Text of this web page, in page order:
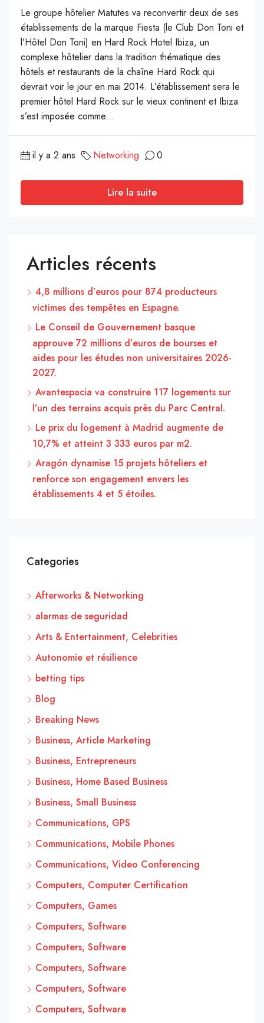
Le groupe hôtelier Matutes va reconvertir deux de ses
établissements de la marque Fiesta (le Club Don Toni et
l’Hôtel Don Toni) en Hard Rock Hotel Ibiza, un
complexe hôtelier dans la tradition thématique des
hôtels et restaurants de la chaîne Hard Rock qui
devrait voir le jour en mai 2014. L’établissement sera le
premier hôtel Hard Rock sur le vieux continent et Ibiza
s’est imposée comme...
il y a 2 ans Networking 0
Lire la suite
Articles récents
4,8 millions d’euros pour 874 producteurs
victimes des tempêtes en Espagne.
Le Conseil de Gouvernement basque
approuve 72 millions d’euros de bourses et
aides pour les études non universitaires 2026-
2027.
Avantespacia va construire 117 logements sur
l’un des terrains acquis près du Parc Central.
Le prix du logement à Madrid augmente de
10,7% et atteint 3 333 euros par m2.
Aragón dynamise 15 projets hôteliers et
renforce son engagement envers les
établissements 4 et 5 étoiles.
Categories
Afterworks & Networking
alarmas de seguridad
Arts & Entertainment, Celebrities
Autonomie et résilience
betting tips
Blog
Breaking News
Business, Article Marketing
Business, Entrepreneurs
Business, Home Based Business
Business, Small Business
Communications, GPS
Communications, Mobile Phones
Communications, Video Conferencing
Computers, Computer Certification
Computers, Games
Computers, Software
Computers, Software
Computers, Software
Computers, Software
Computers, Software